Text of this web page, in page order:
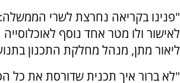
"פנינו בקריאה נחרצת לשרי
לאישור ולו מטר אחד נוסף
ליאור מתן, מנהל מחלקת התכנון
"לא ברור איך תכנית שדורסת את כל